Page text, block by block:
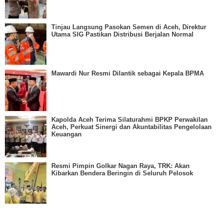
Tinjau Langsung Pasokan Semen di Aceh, Direktur
Utama SIG Pastikan Distribusi Berjalan Normal
Mawardi Nur Resmi Dilantik sebagai Kepala BPMA
Kapolda Aceh Terima Silaturahmi BPKP Perwakilan
Aceh, Perkuat Sinergi dan Akuntabilitas Pengelolaan
Keuangan
Resmi Pimpin Golkar Nagan Raya, TRK: Akan
Kibarkan Bendera Beringin di Seluruh Pelosok